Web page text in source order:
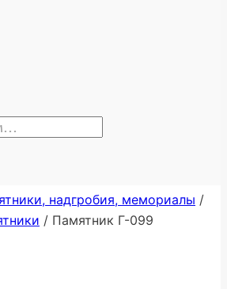
надгробия, мемориалы /
/ Памятник Г-099